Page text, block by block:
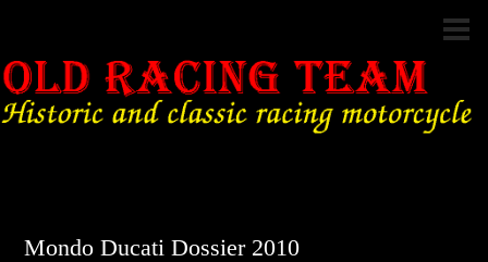
Mondo Ducati Dossier 2010